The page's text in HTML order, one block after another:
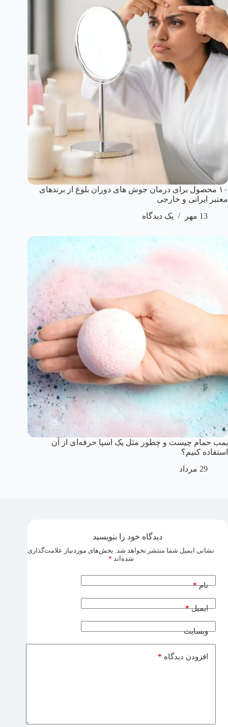
۱۰ محصول برای درمان جوش های دوران بلوغ از برندهای
معتبر ایرانی و خارجی
13 مهر
یک دیدگاه
بمب حمام چیست و چطور مثل یک اسپا حرفه‌ای از آن‌
استفاده کنیم؟
29 مرداد
دیدگاه خود را بنویسید
نشانی ایمیل شما منتشر نخواهد شد. بخش‌های موردنیاز علامت‌گذاری
شده‌اند *
نام*
ایمیل*
وبسایت
افزودن دیدگاه *